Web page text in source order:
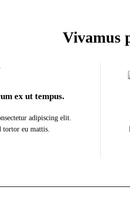
Vivamus
ex ut tempus.
adipiscing elit.
tortor eu mattis.